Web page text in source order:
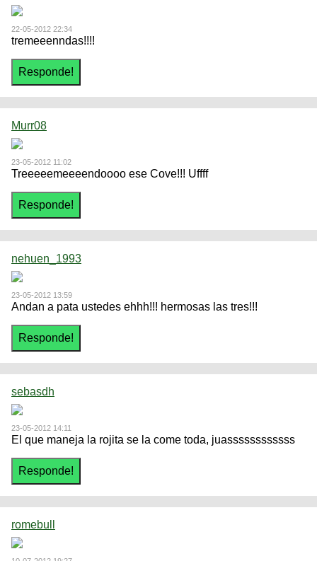
22-05-2012 22:34
tremeeenndas!!!!
Murr08
23-05-2012 11:02
Treeeeemeeeendoooo ese Cove!!! Uffff
nehuen_1993
23-05-2012 13:59
Andan a pata ustedes ehhh!!! hermosas las tres!!!
sebasdh
23-05-2012 14:11
El que maneja la rojita se la come toda, juassssssssssss
romebull